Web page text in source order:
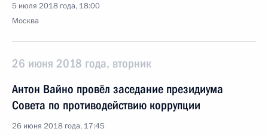
5 июля 2018 года, 18:00
Москва
26 июня 2018 года, вторник
Антон Вайно провёл заседание президиума
Совета по противодействию коррупции
26 июня 2018 года, 17:45